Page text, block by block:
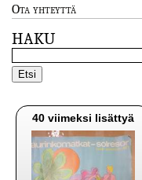
Ota yhteyttä
HAKU
40 viimeksi lisättyä